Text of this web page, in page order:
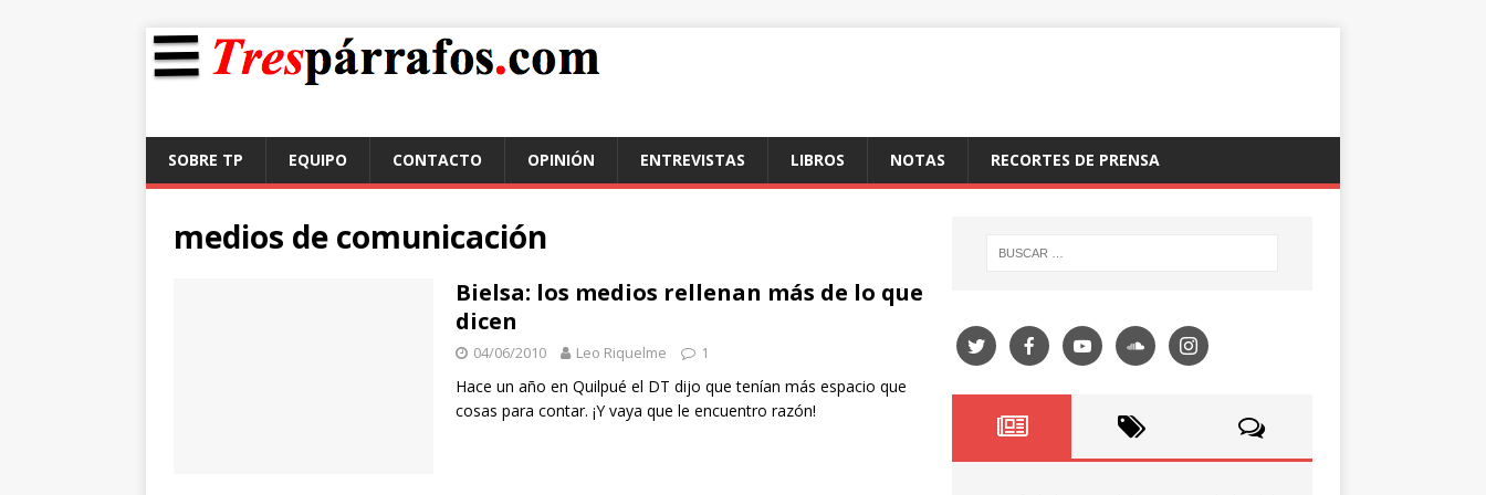
SOBRE TP EQUIPO CONTACTO OPINIÓN ENTREVISTAS LIBROS NOTAS RECORTES DE PRENSA
medios de comunicación
Bielsa: los medios rellenan más de lo que
dicen
04/06/2010 Leo Riquelme 1
Hace un año en Quilpué el DT dijo que tenían más espacio que
cosas para contar. ¡Y vaya que le encuentro razón!